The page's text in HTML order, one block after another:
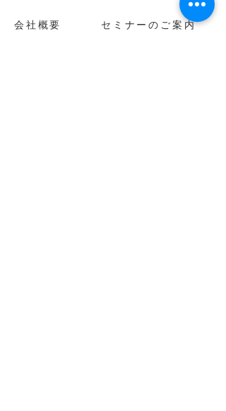
​会社概要 セミナーのご案内